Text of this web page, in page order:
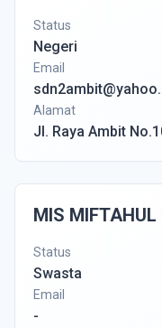
Status
Negeri
Email
Alamat
Jl. Raya Ambit
MIS MIFTAHUL
Status
Swasta
Email
-